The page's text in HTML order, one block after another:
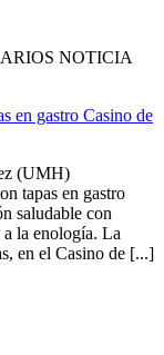
NOTICIA
en gastro Casino de
(UMH)
tapas en gastro
saludable con
la enología. La
en el Casino de [...]